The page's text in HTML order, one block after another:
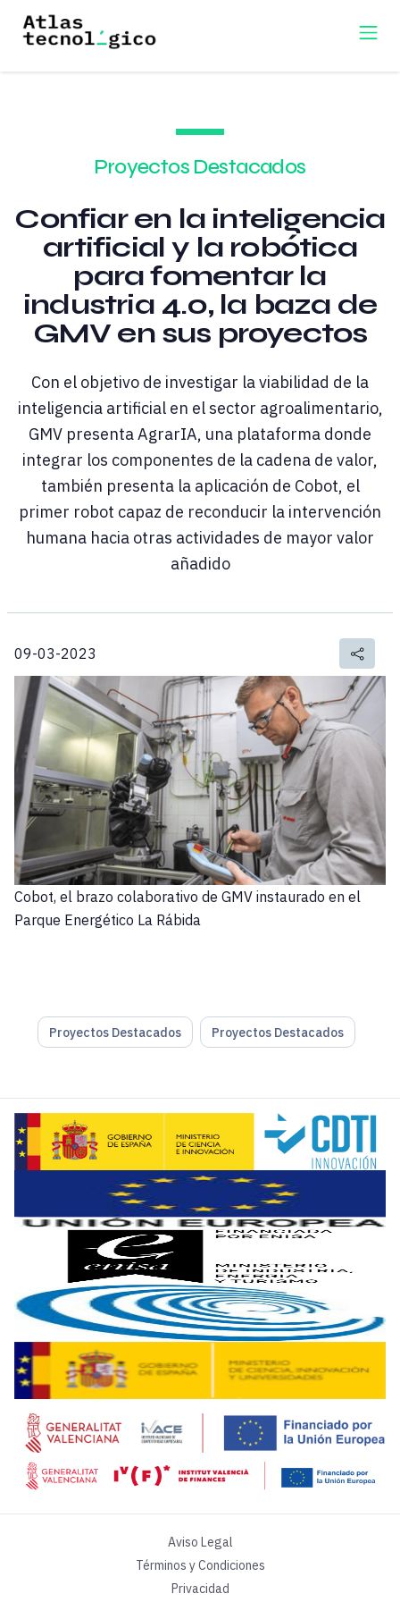
Proyectos Destacados
Confiar en la inteligencia
artificial y la robótica
para fomentar la
industria 4.0, la baza de
GMV en sus proyectos
Con el objetivo de investigar la viabilidad de la
inteligencia artificial en el sector agroalimentario,
GMV presenta AgrarIA, una plataforma donde
integrar los componentes de la cadena de valor,
también presenta la aplicación de Cobot, el
primer robot capaz de reconducir la intervención
humana hacia otras actividades de mayor valor
añadido
09-03-2023
Cobot, el brazo colaborativo de GMV instaurado en el
Parque Energético La Rábida
IA en la cadena alimentaria
GMV lidera un consorcio de 24 organizaciones a través
La plataforma podrá integrar en una sola entidad de
Situado en el marco de la Agenda España Digital 2025
La robótica, un extra para la
ElParque Energético La Rábidalocalizado en Palos de la
La incorporación del elemento en Cepsa ha supuesto un
Cobot, mediante una garra robótica diseñada y fabricada
https://www.youtube.com/watch?v=B_3ixAvEMJs Cobot,
Proyectos Destacados Proyectos Destacados
Aviso Legal
Términos y Condiciones
Privacidad